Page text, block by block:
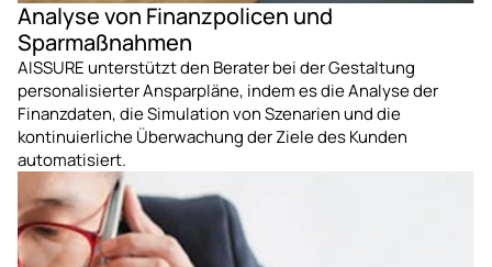
Analyse von Finanzpolicen und
Sparmaßnahmen
AISSURE unterstützt den Berater bei der Gestaltung
personalisierter Ansparpläne, indem es die Analyse der
Finanzdaten, die Simulation von Szenarien und die
kontinuierliche Überwachung der Ziele des Kunden
automatisiert.